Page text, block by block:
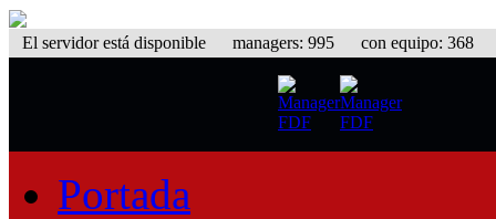
El servidor está disponible managers: 995 con equipo: 368
Portada